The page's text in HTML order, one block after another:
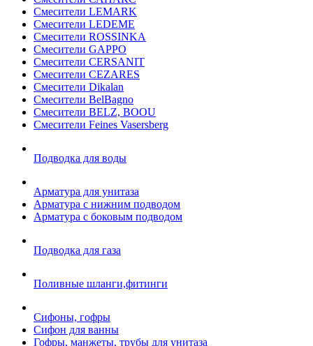
Смесители LEMARK
Смесители LEDEME
Смесители ROSSINKA
Смесители GAPPO
Смесители CERSANIT
Смесители CEZARES
Смесители Dikalan
Смесители BelBagno
Смесители BELZ, BOOU
Смесители Feines Vasersberg
Подводка для воды
Арматура для унитаза
Арматура с нижним подводом
Арматура с боковым подводом
Подводка для газа
Поливные шланги,фитинги
Сифоны, гофры
Сифон для ванны
Гофры, манжеты, трубы для унитаза